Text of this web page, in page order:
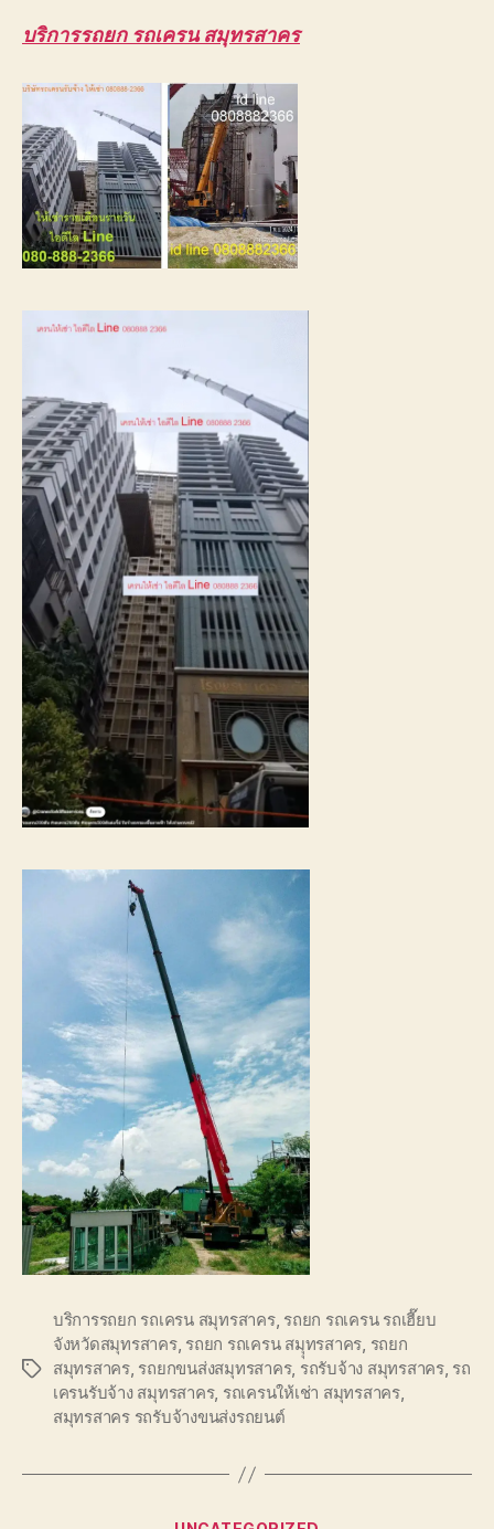
บริการรถยก รถเครน สมุทรสาคร
Tags
บริการรถยก รถเครน สมุทรสาคร, รถยก รถเครน รถเฮี๊ยบ
จังหวัดสมุทรสาคร, รถยก รถเครน สมุุทรสาคร, รถยก
สมุทรสาคร, รถยกขนส่งสมุทรสาคร, รถรับจ้าง สมุทรสาคร, รถ
เครนรับจ้าง สมุทรสาคร, รถเครนให้เช่า สมุทรสาคร,
สมุทรสาคร รถรับจ้างขนส่งรถยนต์
Categories